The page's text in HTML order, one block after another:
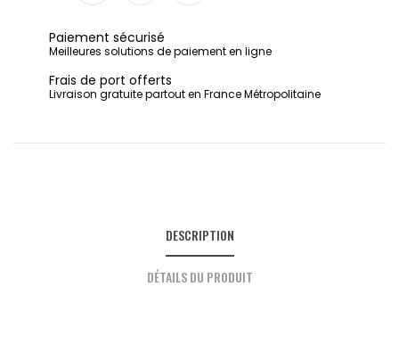
Paiement sécurisé
Meilleures solutions de paiement en ligne
Frais de port offerts
Livraison gratuite partout en France Métropolitaine
DESCRIPTION
DÉTAILS DU PRODUIT